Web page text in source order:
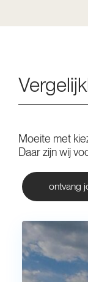
Moeite met
Daar zijn wij
ontvang